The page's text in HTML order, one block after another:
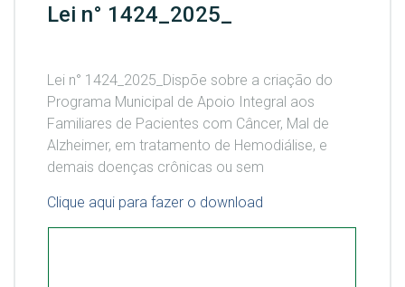
Lei n° 1424_2025_
Lei n° 1424_2025_Dispõe sobre a criação do
Programa Municipal de Apoio Integral aos
Familiares de Pacientes com Câncer, Mal de
Alzheimer, em tratamento de Hemodiálise, e
demais doenças crônicas ou sem
Clique aqui para fazer o download